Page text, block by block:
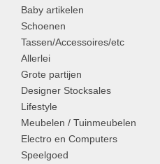
Baby artikelen
Schoenen
Tassen/Accessoires/etc
Allerlei
Grote partijen
Designer Stocksales
Lifestyle
Meubelen / Tuinmeubelen
Electro en Computers
Speelgoed